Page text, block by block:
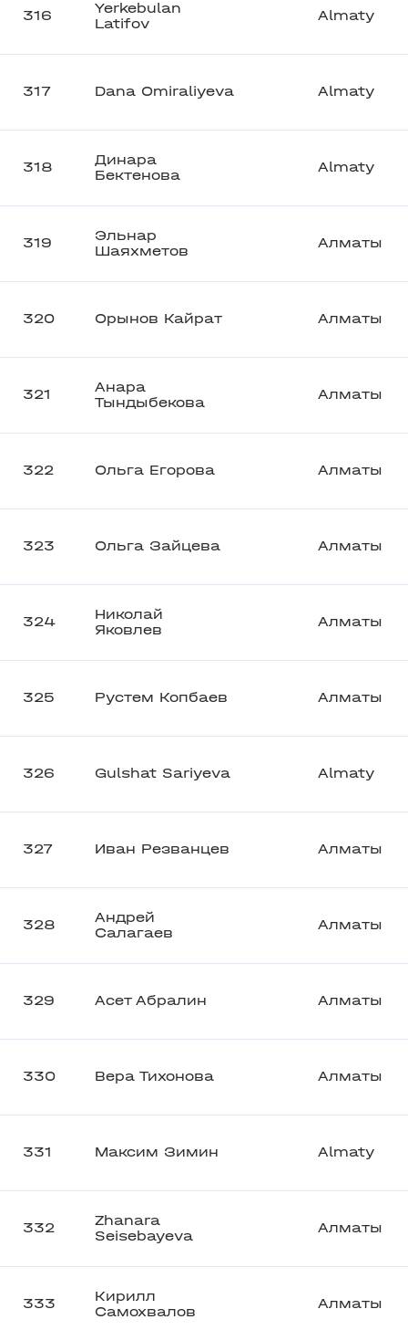
316
Yerkebulan
Latifov
Almaty
317 Dana Omiraliyeva Almaty
318
Динара
Бектенова
Almaty
319
Эльнар
Шаяхметов
Алматы
320 Орынов Кайрат Алматы
321
Анара
Тындыбекова
Алматы
322 Ольга Егорова Алматы
323 Ольга Зайцева Алматы
324
Николай
Яковлев
Алматы
325 Рустем Копбаев Алматы
326 Gulshat Sariyeva Almaty
327 Иван Резванцев Алматы
328
Андрей
Салагаев
Алматы
329 Асет Абралин Алматы
330 Вера Тихонова Алматы
331 Максим Зимин Almaty
332
Zhanara
Seisebayeva
Алматы
333
Кирилл
Самохвалов
Алматы